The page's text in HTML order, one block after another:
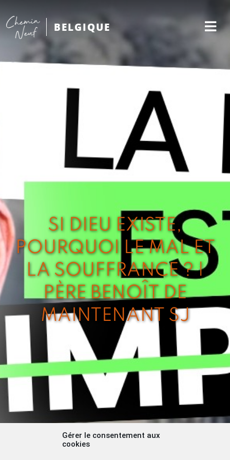
Gérer le consentement aux
cookies
BELGIQUE
SI DIEU EXISTE,
POURQUOI LE MAL ET
LA SOUFFRANCE ? |
PÈRE BENOÎT DE
MAINTENANT SJ